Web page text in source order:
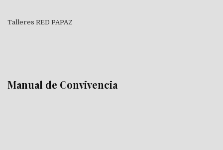
Talleres RED PAPAZ
Manual de Convivencia